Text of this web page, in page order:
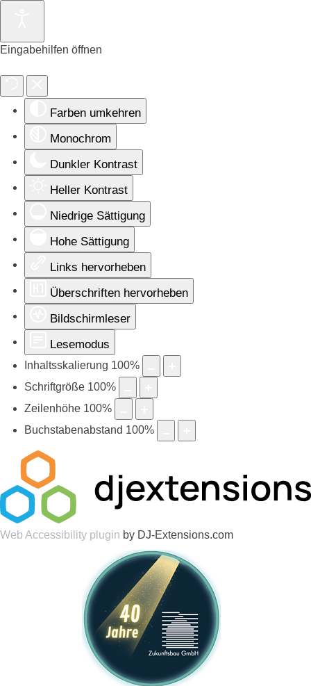
Eingabehilfen öffnen
Farben umkehren
Monochrom
Dunkler Kontrast
Heller Kontrast
Niedrige Sättigung
Hohe Sättigung
Links hervorheben
Überschriften hervorheben
Bildschirmleser
Lesemodus
Inhaltsskalierung 100%
Schriftgröße 100%
Zeilenhöhe 100%
Buchstabenabstand 100%
Web Accessibility plugin by DJ-Extensions.com